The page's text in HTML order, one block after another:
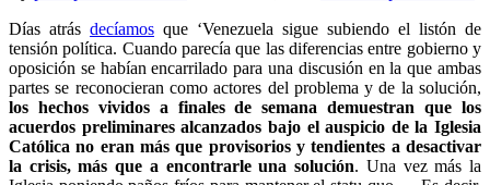
Días atrás decíamos que ‘Venezuela sigue subiendo el listón de
tensión política. Cuando parecía que las diferencias entre gobierno y
oposición se habían encarrilado para una discusión en la que ambas
partes se reconocieran como actores del problema y de la solución,
los hechos vividos a finales de semana demuestran que los
acuerdos preliminares alcanzados bajo el auspicio de la Iglesia
Católica no eran más que provisorios y tendientes a desactivar
la crisis, más que a encontrarle una solución. Una vez más la